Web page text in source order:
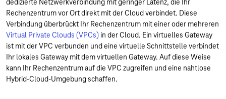
dedizierte Netzwerkverbindung mit geringer Latenz, die Ihr
Rechenzentrum vor Ort direkt mit der Cloud verbindet. Diese
Verbindung überbrückt Ihr Rechenzentrum mit einer oder mehreren
Virtual Private Clouds (VPCs) in der Cloud. Ein virtuelles Gateway
ist mit der VPC verbunden und eine virtuelle Schnittstelle verbindet
Ihr lokales Gateway mit dem virtuellen Gateway. Auf diese Weise
kann Ihr Rechenzentrum auf die VPC zugreifen und eine nahtlose
Hybrid-Cloud-Umgebung schaffen.